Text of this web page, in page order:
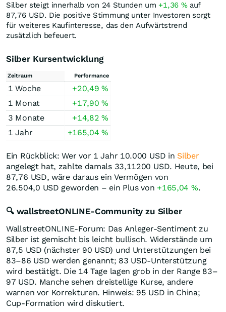
Silber steigt innerhalb von 24 Stunden um +1,36 %auf
87,76 USD. Die positive Stimmung unter Investoren sorgt
für weiteres Kaufinteresse, das den Aufwärtstrend
zusätzlich befeuert.
Silber Kursentwicklung
Zeitraum Performance
1 Woche +20,49%
1 Monat
+17,90%
3 Monate
+14,82%
1 Jahr
+165,04%
Ein Rückblick: Wer vor 1 Jahr 10.000 USD in Silber
angelegt hat, zahlte damals 33,11200 USD. Heute, bei
87,76 USD, wäre daraus ein Vermögen von
26.504,0 USD geworden – ein Plus von +165,04 %.
🔍 wallstreetONLINE-Community zu Silber
WallstreetONLINE-Forum: Das Anleger-Sentiment zu
Silber ist gemischt bis leicht bullisch. Widerstände um
87,5 USD (nächster 90 USD) und Unterstützungen bei
83–86 USD werden genannt; 83 USD-Unterstützung
wird bestätigt. Die 14 Tage lagen grob in der Range 83–
97 USD. Manche sehen dreistellige Kurse, andere
warnen vor Korrekturen. Hinweis: 95 USD in China;
Cup-Formation wird diskutiert.